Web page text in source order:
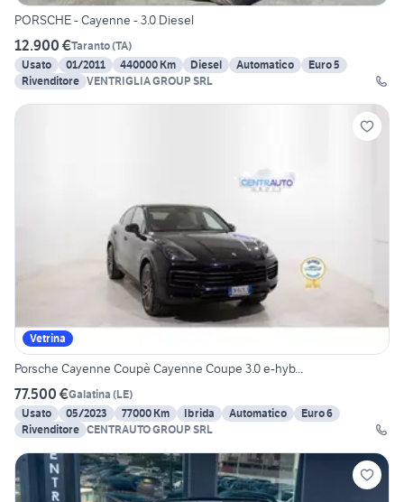
PORSCHE - Cayenne - 3.0 Diesel
12.900 €Taranto(TA)
Usato
01/2011 440000 Km Diesel Automatico
Euro 5
Rivenditore VENTRIGLIA GROUP SRL
Vetrina
Porsche Cayenne Coupè Cayenne Coupe 3.0 e-hyb...
77.500 €Galatina (LE)
Usato
05/2023 77000 Km Ibrida Automatico
Euro 6
Rivenditore CENTRAUTO GROUP SRL